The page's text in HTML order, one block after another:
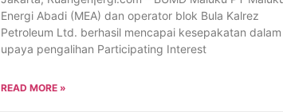
Energi Abadi (MEA) dan operator blok Bula Kalrez
Petroleum Ltd. berhasil mencapai kesepakatan dalam
upaya pengalihan Participating Interest
READ MORE »